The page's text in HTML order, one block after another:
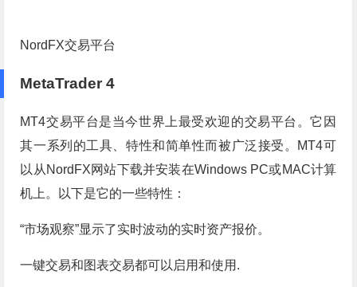
NordFX交易平台
MetaTrader 4
MT4交易平台是当今世界上最受欢迎的交易平台。它因
其一系列的工具、特性和简单性而被广泛接受。MT4可
以从NordFX网站下载并安装在Windows PC或MAC计算
机上。以下是它的一些特性：
“市场观察”显示了实时波动的实时资产报价。
一键交易和图表交易都可以启用和使用.